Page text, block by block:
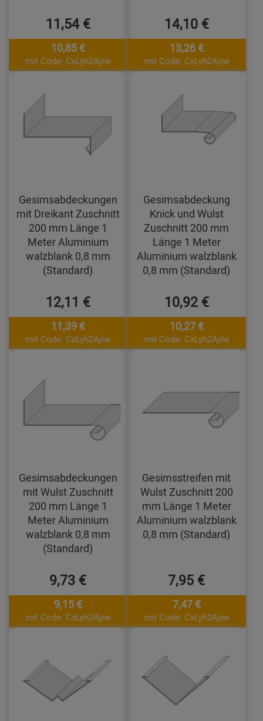
11,54 €
10,85 €
mit Code: CxLyh2Ajne
14,10 €
13,26 €
mit Code: CxLyh2Ajne
Gesimsabdeckungen
mit Dreikant Zuschnitt
200 mm Länge 1
Meter Aluminium
walzblank 0,8 mm
(Standard)
12,11 €
11,39 €
mit Code: CxLyh2Ajne
Gesimsabdeckung
Knick und Wulst
Zuschnitt 200 mm
Länge 1 Meter
Aluminium walzblank
0,8 mm (Standard)
10,92 €
10,27 €
mit Code: CxLyh2Ajne
Gesimsabdeckungen
mit Wulst Zuschnitt
200 mm Länge 1
Meter Aluminium
walzblank 0,8 mm
(Standard)
9,73 €
9,15 €
mit Code: CxLyh2Ajne
Gesimsstreifen mit
Wulst Zuschnitt 200
mm Länge 1 Meter
Aluminium walzblank
0,8 mm (Standard)
7,95 €
7,47 €
mit Code: CxLyh2Ajne